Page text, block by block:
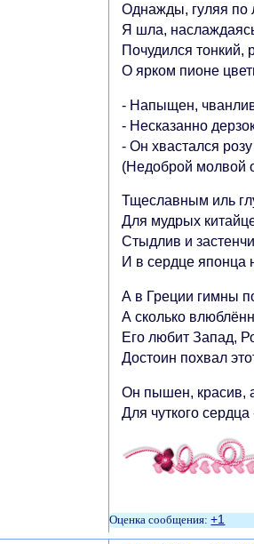
Однажды, гуляя по
Я шла,
Почудился тонкий,
О ярком пионе
- Напыщен,
- Несказанно
- Он хвастался
(Недоброй молвой
Тщеславным иль
Для мудрых
Стыдлив и
И в сердце японца
А в Греции гимны
А сколько
Его любит Запад,
Достоин похвал
Он пышен, красив,
Для чуткого
+1